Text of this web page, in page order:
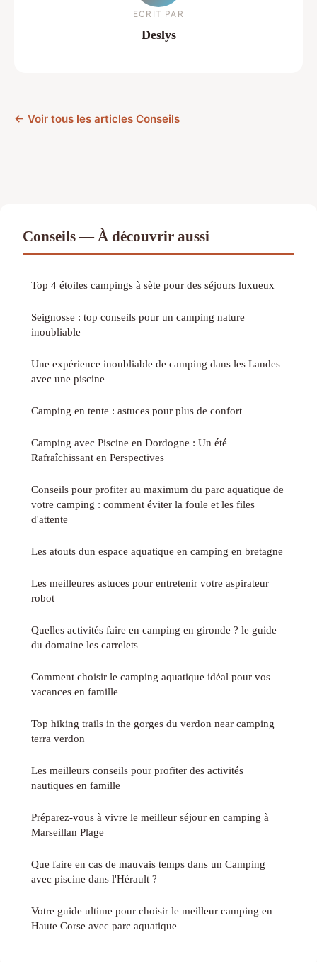
ECRIT PAR
Deslys
← Voir tous les articles Conseils
Conseils — À découvrir aussi
Top 4 étoiles campings à sète pour des séjours luxueux
Seignosse : top conseils pour un camping nature
inoubliable
Une expérience inoubliable de camping dans les Landes
avec une piscine
Camping en tente : astuces pour plus de confort
Camping avec Piscine en Dordogne : Un été
Rafraîchissant en Perspectives
Conseils pour profiter au maximum du parc aquatique de
votre camping : comment éviter la foule et les files
d'attente
Les atouts dun espace aquatique en camping en bretagne
Les meilleures astuces pour entretenir votre aspirateur
robot
Quelles activités faire en camping en gironde ? le guide
du domaine les carrelets
Comment choisir le camping aquatique idéal pour vos
vacances en famille
Top hiking trails in the gorges du verdon near camping
terra verdon
Les meilleurs conseils pour profiter des activités
nautiques en famille
Préparez-vous à vivre le meilleur séjour en camping à
Marseillan Plage
Que faire en cas de mauvais temps dans un Camping
avec piscine dans l'Hérault ?
Votre guide ultime pour choisir le meilleur camping en
Haute Corse avec parc aquatique